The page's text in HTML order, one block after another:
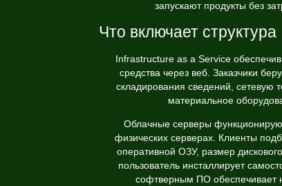
запускают продукты без
Что включает структура
Infrastructure as a Service
средства через веб. Заказчики
складирования сведений, сетевую
материальное
Облачные серверы
физических серверах. Клиенты
оперативной ОЗУ, размер
пользователь инсталлирует
софтверным ПО обеспечивает